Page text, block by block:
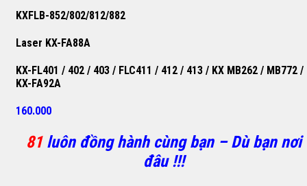
KXFLB-852/802/812/882
Laser KX-FA88A
KX-FL401 / 402 / 403 / FLC411 / 412 / 413 / KX MB262 / MB772 /
KX-FA92A
160.000
81luôn đồng hành cùng bạn – Dù bạn nơi
đâu !!!